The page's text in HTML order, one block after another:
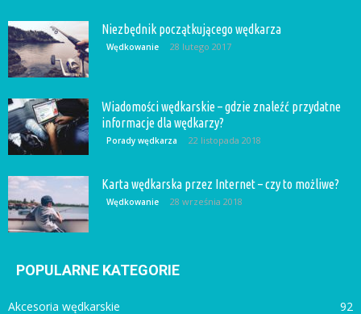
Niezbędnik początkującego wędkarza
Wędkowanie 28 lutego 2017
Wiadomości wędkarskie – gdzie znaleźć przydatne
informacje dla wędkarzy?
Porady wędkarza 22 listopada 2018
Karta wędkarska przez Internet – czy to możliwe?
Wędkowanie 28 września 2018
POPULARNE KATEGORIE
Akcesoria wędkarskie 92